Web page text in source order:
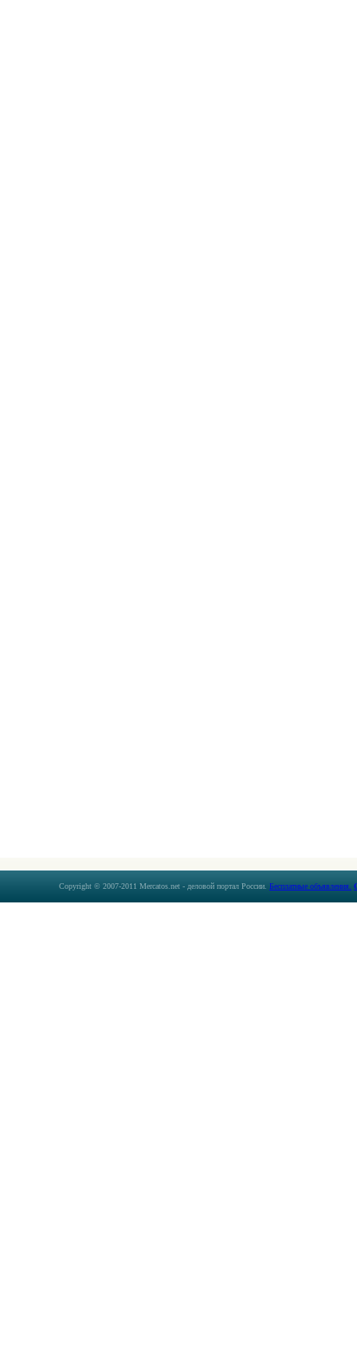
Copyright © 2007-2011 Mercatos.net - деловой портал России. Бесплатные объявления.